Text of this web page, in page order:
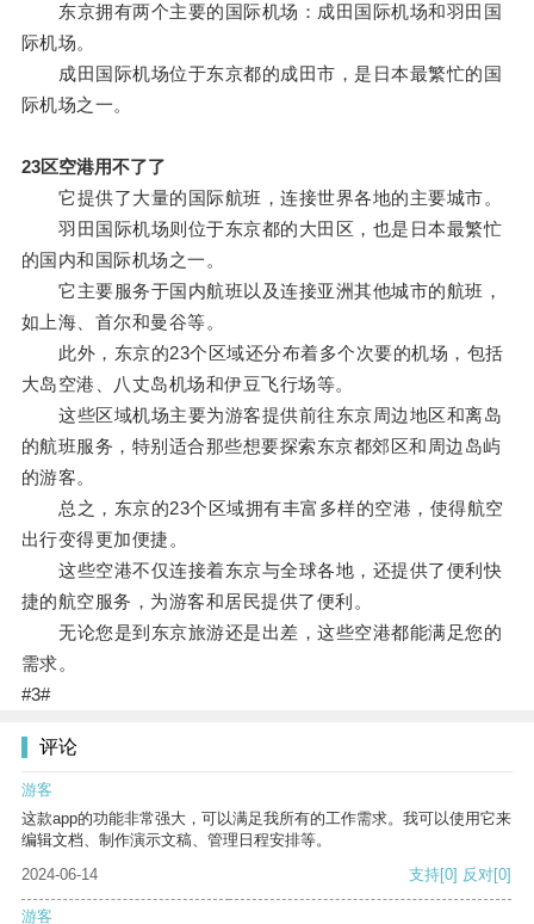
东京拥有两个主要的国际机场：成田国际机场和羽田国
际机场。
成田国际机场位于东京都的成田市，是日本最繁忙的国
际机场之一。
23区空港用不了了
它提供了大量的国际航班，连接世界各地的主要城市。
羽田国际机场则位于东京都的大田区，也是日本最繁忙
的国内和国际机场之一。
它主要服务于国内航班以及连接亚洲其他城市的航班，
如上海、首尔和曼谷等。
此外，东京的23个区域还分布着多个次要的机场，包括
大岛空港、八丈岛机场和伊豆飞行场等。
这些区域机场主要为游客提供前往东京周边地区和离岛
的航班服务，特别适合那些想要探索东京都郊区和周边岛屿
的游客。
总之，东京的23个区域拥有丰富多样的空港，使得航空
出行变得更加便捷。
这些空港不仅连接着东京与全球各地，还提供了便利快
捷的航空服务，为游客和居民提供了便利。
无论您是到东京旅游还是出差，这些空港都能满足您的
需求。
#3#
评论
游客
这款app的功能非常强大，可以满足我所有的工作需求。我可以使用它来
编辑文档、制作演示文稿、管理日程安排等。
2024-06-14
支持[0] 反对[0]
游客